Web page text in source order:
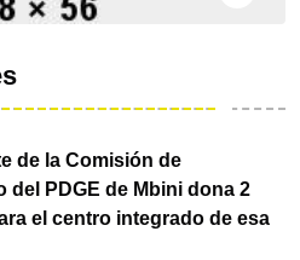
de la Comisión de
del PDGE de Mbini dona 2
el centro integrado de esa